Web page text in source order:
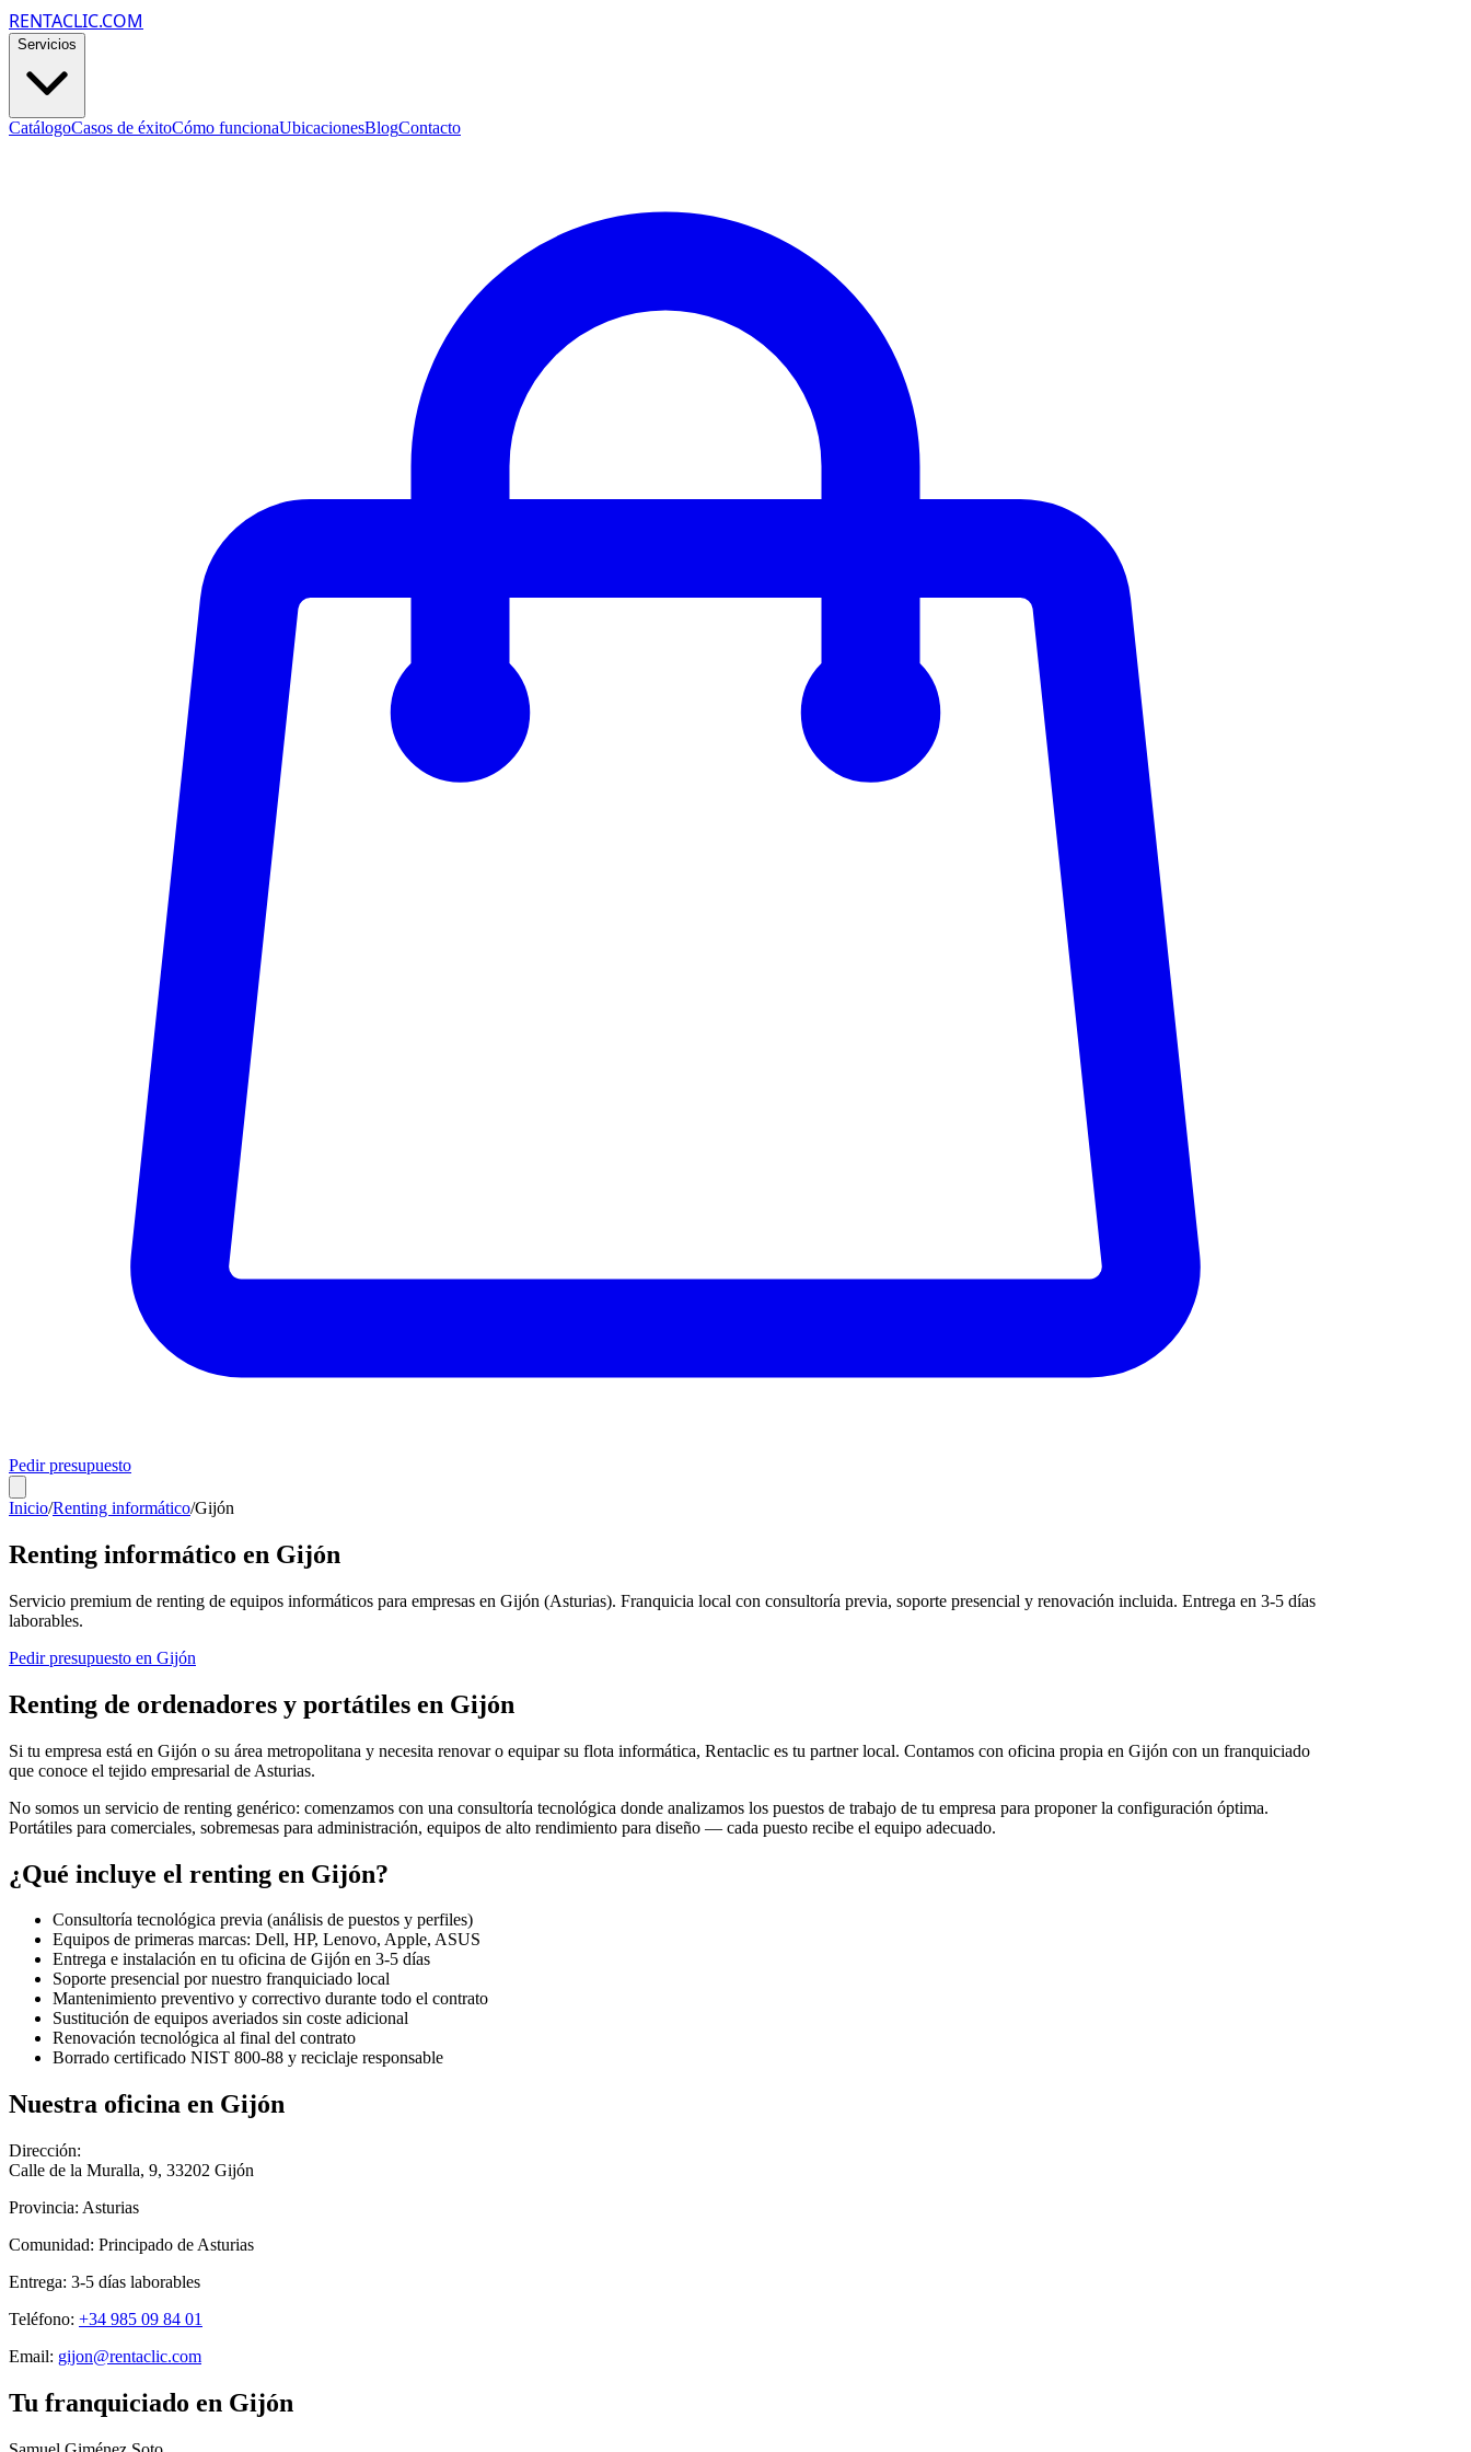
RENTACLIC.COM
Servicios
CatálogoCasos de éxitoCómo funcionaUbicacionesBlogContacto
Pedir presupuesto
Inicio/Renting informático/Gijón
Renting informático en Gijón
Servicio premium de renting de equipos informáticos para empresas en Gijón (Asturias). Franquicia local con consultoría previa, soporte presencial y renovación incluida. Entrega en 3-5 días
laborables.
Pedir presupuesto en Gijón
Renting de ordenadores y portátiles en Gijón
Si tu empresa está en Gijón o su área metropolitana y necesita renovar o equipar su flota informática, Rentaclic es tu partner local. Contamos con oficina propia en Gijón con un franquiciado
que conoce el tejido empresarial de Asturias.
No somos un servicio de renting genérico: comenzamos con una consultoría tecnológica donde analizamos los puestos de trabajo de tu empresa para proponer la configuración óptima.
Portátiles para comerciales, sobremesas para administración, equipos de alto rendimiento para diseño — cada puesto recibe el equipo adecuado.
¿Qué incluye el renting en Gijón?
Consultoría tecnológica previa (análisis de puestos y perfiles)
Equipos de primeras marcas: Dell, HP, Lenovo, Apple, ASUS
Entrega e instalación en tu oficina de Gijón en 3-5 días
Soporte presencial por nuestro franquiciado local
Mantenimiento preventivo y correctivo durante todo el contrato
Sustitución de equipos averiados sin coste adicional
Renovación tecnológica al final del contrato
Borrado certificado NIST 800-88 y reciclaje responsable
Nuestra oficina en Gijón
Dirección:
Calle de la Muralla, 9, 33202 Gijón
Provincia: Asturias
Comunidad: Principado de Asturias
Entrega: 3-5 días laborables
Teléfono: +34 985 09 84 01
Email: gijon@rentaclic.com
Tu franquiciado en Gijón